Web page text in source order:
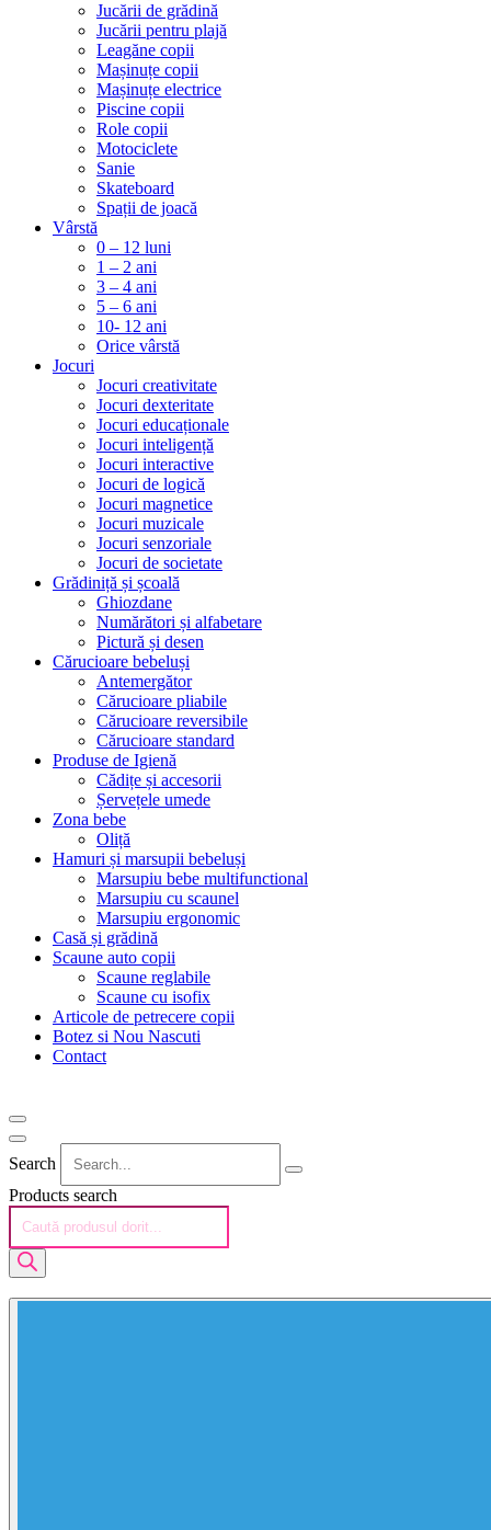
Jucării de grădină
Jucării pentru plajă
Leagăne copii
Mașinuțe copii
Mașinuțe electrice
Piscine copii
Role copii
Motociclete
Sanie
Skateboard
Spații de joacă
Vârstă
0 – 12 luni
1 – 2 ani
3 – 4 ani
5 – 6 ani
10- 12 ani
Orice vârstă
Jocuri
Jocuri creativitate
Jocuri dexteritate
Jocuri educaționale
Jocuri inteligență
Jocuri interactive
Jocuri de logică
Jocuri magnetice
Jocuri muzicale
Jocuri senzoriale
Jocuri de societate
Grădiniță și școală
Ghiozdane
Numărători și alfabetare
Pictură și desen
Cărucioare bebeluși
Antemergător
Cărucioare pliabile
Cărucioare reversibile
Cărucioare standard
Produse de Igienă
Cădițe și accesorii
Șervețele umede
Zona bebe
Oliță
Hamuri și marsupii bebeluși
Marsupiu bebe multifunctional
Marsupiu cu scaunel
Marsupiu ergonomic
Casă și grădină
Scaune auto copii
Scaune reglabile
Scaune cu isofix
Articole de petrecere copii
Botez si Nou Nascuti
Contact
Search
Products search